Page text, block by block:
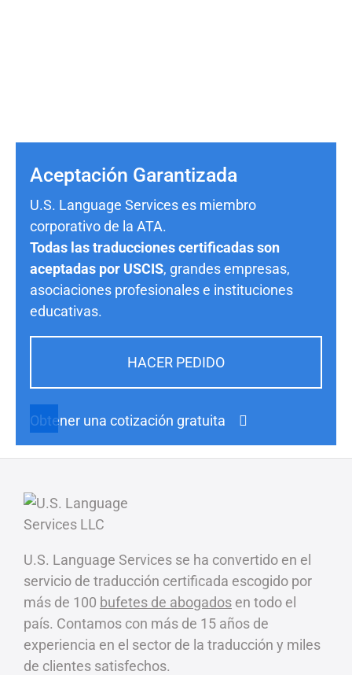
Aceptación Garantizada
U.S. Language Services es miembro
corporativo de la ATA.
Todas las traducciones certificadas son
aceptadas por USCIS, grandes empresas,
asociaciones profesionales e instituciones
educativas.
HACER PEDIDO
Obtener una cotización gratuita
U.S. Language Services se ha convertido en el
servicio de traducción certificada escogido por
más de 100 bufetes de abogados en todo el
país. Contamos con más de 15 años de
experiencia en el sector de la traducción y miles
de clientes satisfechos.